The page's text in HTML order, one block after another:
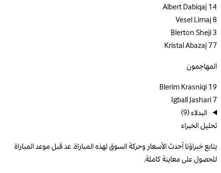
14
Albert Dabiqaj
8
Vesel Limaj
3
Blerton Sheji
77
Kristal Abazaj
المهاجمون
19
Blerim Krasniqi
7
Igball Jashari
البدلاء(9)
تحليل الخبراء
يتابع خبراؤنا أحدث الأسعار وحركة السوق لهذه المباراة. عد قبل موعد المباراة
للحصول على معاينة كاملة.